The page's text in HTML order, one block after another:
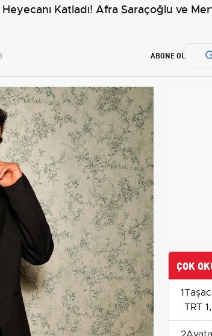
Heyecanı Katladı! Afra Saraçoğlu ve
ABONE OL
ÇOK
1
TRT